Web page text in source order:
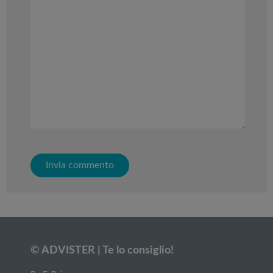
© ADVISTER | Te lo consiglio!